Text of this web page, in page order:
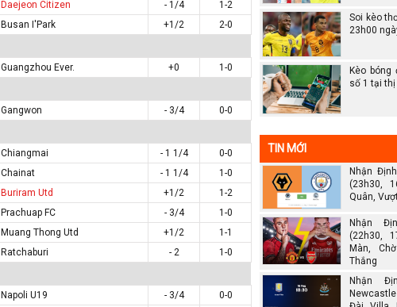
Daejeon Citizen - 1/4
1-2
Busan I'Park +1/2
2-0
Guangzhou Ever. +0
1-0
Gangwon - 3/4
0-0
Chiangmai - 1 1/4
0-0
Chainat - 1 1/4
1-0
Buriram Utd +1/2
1-2
Prachuap FC - 3/4
1-0
Muang Thong Utd +1/2
1-1
Ratchaburi - 2
1-0
Napoli U19 - 3/4
0-0
Soi kèo
23h00
Kèo bóng
số 1 tại
TIN MỚI
Nhận
(23h30,
Quân,
Nhận
(22h30,
Màn,
Thắng
Nhận